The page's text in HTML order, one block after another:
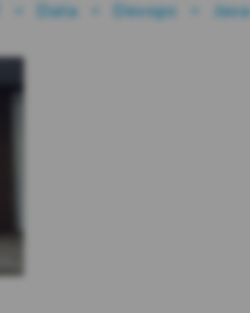
Data Devops Java